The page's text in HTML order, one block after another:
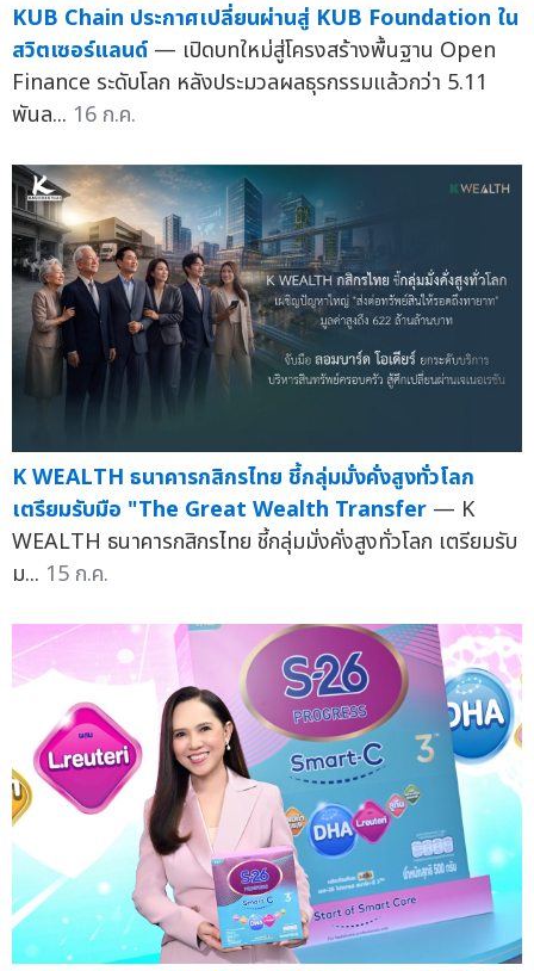
KUB Chain ประกาศเปลี่ยนผ่านสู่ KUB Foundation ใน
สวิตเซอร์แลนด์ — เปิดบทใหม่สู่โครงสร้างพื้นฐาน Open
Finance ระดับโลก หลังประมวลผลธุรกรรมแล้วกว่า 5.11
พันล... 16 ก.ค.
K WEALTH ธนาคารกสิกรไทย ชี้กลุ่มมั่งคั่งสูงทั่วโลก
เตรียมรับมือ "The Great Wealth Transfer — K
WEALTH ธนาคารกสิกรไทย ชี้กลุ่มมั่งคั่งสูงทั่วโลก เตรียมรับ
ม... 15 ก.ค.